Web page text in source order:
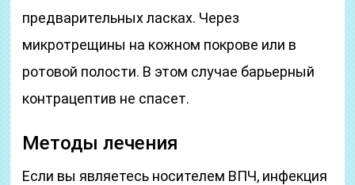
предварительных ласках. Через
микротрещины на кожном покрове или в
ротовой полости. В этом случае барьерный
контрацептив не спасет.
Методы лечения
Если вы являетесь носителем ВПЧ, инфекция